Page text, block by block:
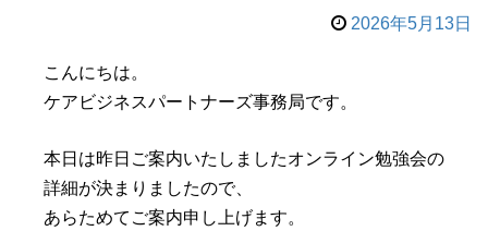
2026年5月13日
こんにちは。
ケアビジネスパートナーズ事務局です。
本日は昨日ご案内いたしましたオンライン勉強会の
詳細が決まりましたので、
あらためてご案内申し上げます。